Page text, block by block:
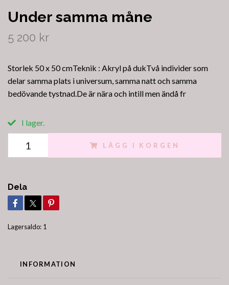
Under samma måne
5 200 kr
Storlek 50 x 50 cmTeknik : Akryl på dukTvå individer som
delar samma plats i universum, samma natt och samma
bedövande tystnad.De är nära och intill men ändå fr
I lager.
LÄGG I KORGEN
Dela
Lagersaldo: 1
INFORMATION